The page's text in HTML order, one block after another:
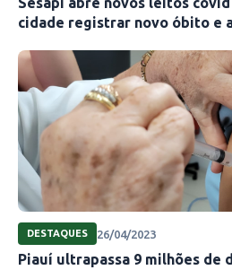
cidade registrar novo óbito e
DESTAQUES 26/04/2023
Piauí ultrapassa 9 milhões de